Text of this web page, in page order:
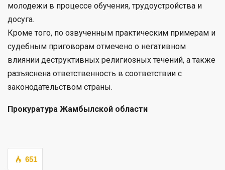
молодежи в процессе обучения, трудоустройства и
досуга.
Кроме того, по озвученным практическим примерам и
судебным приговорам отмечено о негативном
влиянии деструктивных религиозных течений, а также
разъяснена ответственность в соответствии с
законодательством страны.
Прокуратура Жамбылской области
651